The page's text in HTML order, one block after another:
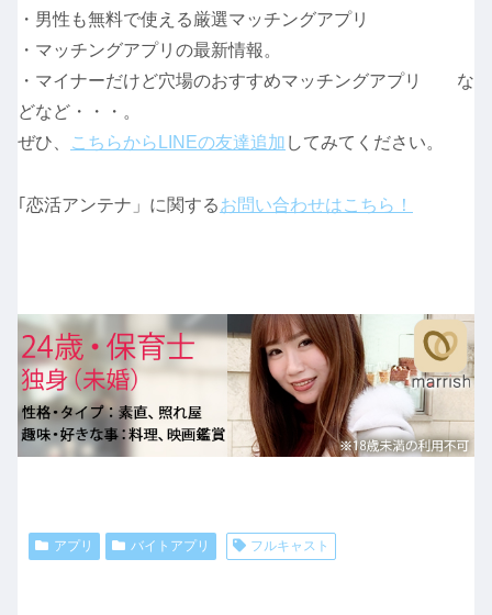
・男性も無料で使える厳選マッチングアプリ
・マッチングアプリの最新情報。
・マイナーだけど穴場のおすすめマッチングアプリ な
どなど・・・。
ぜひ、
こちらからLINEの友達追加 してみてください。
｢恋活アンテナ」に関するお問い合わせはこちら！
アプリ バイトアプリ フルキャスト